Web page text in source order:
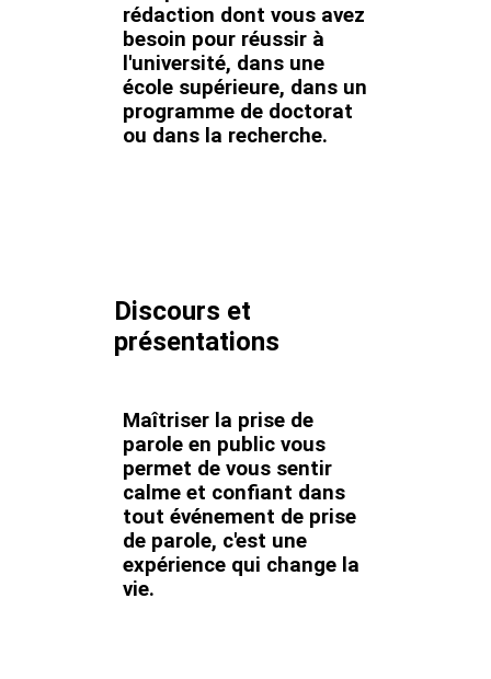
rédaction dont vous avez
besoin pour réussir à
l'université, dans une
école supérieure, dans un
programme de doctorat
ou dans la recherche.
Discours et
présentations
Maîtriser la prise de
parole en public vous
permet de vous sentir
calme et confiant dans
tout événement de prise
de parole, c'est une
expérience qui change la
vie.